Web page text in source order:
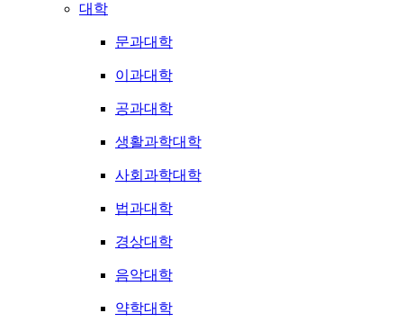
대학
문과대학
이과대학
공과대학
생활과학대학
사회과학대학
법과대학
경상대학
음악대학
약학대학